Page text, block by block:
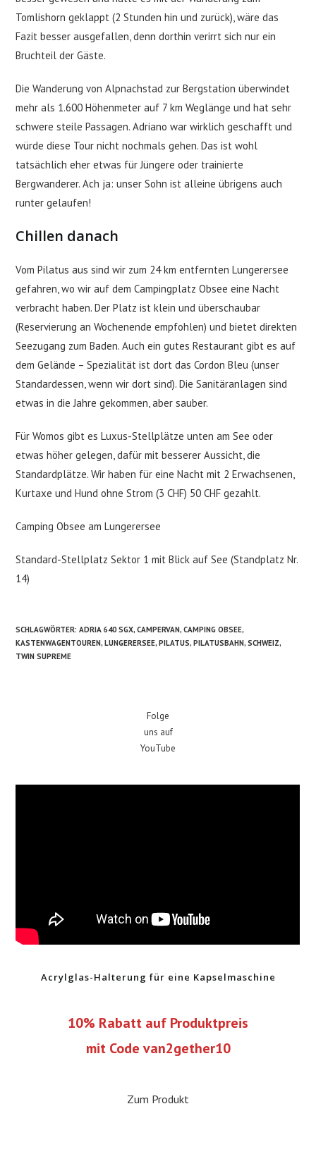
Tomlishorn geklappt (2 Stunden hin und zurück), wäre das
Fazit besser ausgefallen, denn dorthin verirrt sich nur ein
Bruchteil der Gäste.
Die Wanderung von Alpnachstad zur Bergstation überwindet
mehr als 1.600 Höhenmeter auf 7 km Weglänge und hat sehr
schwere steile Passagen. Adriano war wirklich geschafft und
würde diese Tour nicht nochmals gehen. Das ist wohl
tatsächlich eher etwas für Jüngere oder trainierte
Bergwanderer. Ach ja: unser Sohn ist alleine übrigens auch
runter gelaufen!
Chillen danach
Vom Pilatus aus sind wir zum 24 km entfernten Lungerersee
gefahren, wo wir auf dem Campingplatz Obsee eine Nacht
verbracht haben. Der Platz ist klein und überschaubar
(Reservierung an Wochenende empfohlen) und bietet direkten
Seezugang zum Baden. Auch ein gutes Restaurant gibt es auf
dem Gelände – Spezialität ist dort das Cordon Bleu (unser
Standardessen, wenn wir dort sind). Die Sanitäranlagen sind
etwas in die Jahre gekommen, aber sauber.
Für Womos gibt es Luxus-Stellplätze unten am See oder
etwas höher gelegen, dafür mit besserer Aussicht, die
Standardplätze. Wir haben für eine Nacht mit 2 Erwachsenen,
Kurtaxe und Hund ohne Strom (3 CHF) 50 CHF gezahlt.
Camping Obsee am Lungerersee
Standard-Stellplatz Sektor 1 mit Blick auf See (Standplatz Nr.
14)
SCHLAGWÖRTER:ADRIA 640 SGX, CAMPERVAN, CAMPING OBSEE,
KASTENWAGENTOUREN, LUNGERERSEE, PILATUS, PILATUSBAHN, SCHWEIZ,
TWIN SUPREME
Folge
uns auf
YouTube
Acrylglas-Halterung für eine Kapselmaschine
10% Rabatt auf Produktpreis
mit Code van2gether10
Zum Produkt